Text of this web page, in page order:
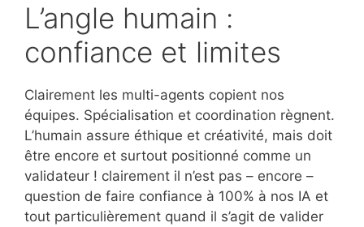
L’angle humain :
confiance et limites
Clairement les multi-agents copient nos
équipes. Spécialisation et coordination règnent.
L’humain assure éthique et créativité, mais doit
être encore et surtout positionné comme un
validateur ! clairement il n’est pas – encore –
question de faire confiance à 100% à nos IA et
tout particulièrement quand il s’agit de valider